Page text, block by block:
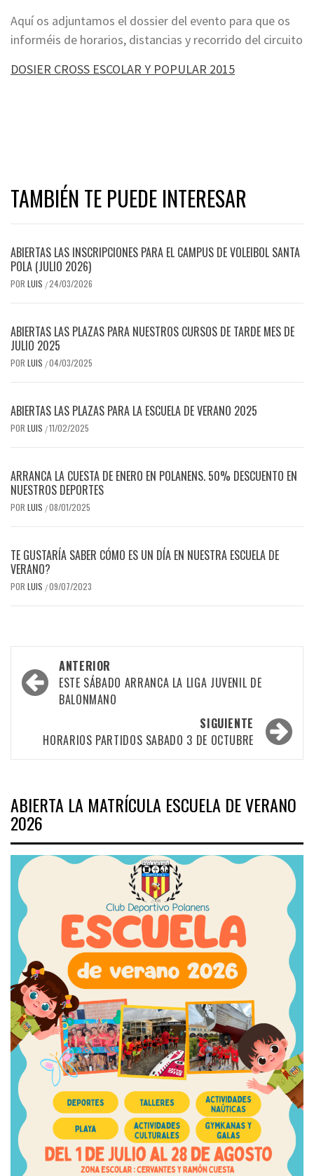
Aquí os adjuntamos el dossier del evento para que os
informéis de horarios, distancias y recorrido del circuito
DOSIER CROSS ESCOLAR Y POPULAR 2015
TAMBIÉN TE PUEDE INTERESAR
ABIERTAS LAS INSCRIPCIONES PARA EL CAMPUS DE VOLEIBOL SANTA
POLA (JULIO 2026)
POR LUIS /24/03/2026
ABIERTAS LAS PLAZAS PARA NUESTROS CURSOS DE TARDE MES DE
JULIO 2025
POR LUIS /04/03/2025
ABIERTAS LAS PLAZAS PARA LA ESCUELA DE VERANO 2025
POR LUIS /11/02/2025
ARRANCA LA CUESTA DE ENERO EN POLANENS. 50% DESCUENTO EN
NUESTROS DEPORTES
POR LUIS /08/01/2025
TE GUSTARÍA SABER CÓMO ES UN DÍA EN NUESTRA ESCUELA DE
VERANO?
POR LUIS /09/07/2023
Navegación
por
entradas
ANTERIOR
ESTE SÁBADO ARRANCA LA LIGA JUVENIL DE
BALONMANO
SIGUIENTE
HORARIOS PARTIDOS SABADO 3 DE OCTUBRE
ABIERTA LA MATRÍCULA ESCUELA DE VERANO
2026